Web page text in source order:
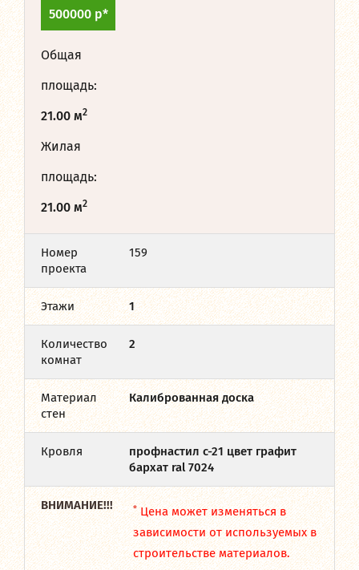
500000 р*
Общая
площадь:
21.00 м2
Жилая
площадь:
21.00 м2
Номер
проекта
159
Этажи 1
Количество
комнат
2
Материал
стен
Калиброванная доска
Кровля
профнастил с-21 цвет графит
бархат ral 7024
ВНИМАНИЕ!!! *Цена может изменяться в
зависимости от используемых в
строительстве материалов.